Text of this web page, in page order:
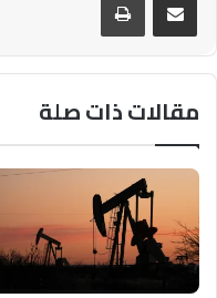
مقالات ذات صلة